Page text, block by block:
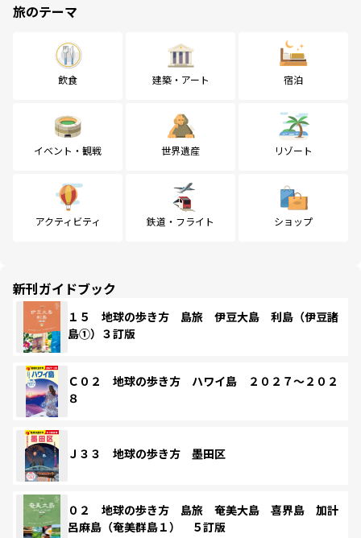
旅のテーマ
飲食 建築・アート 宿泊
イベント・観戦 世界遺産 リゾート
アクティビティ 鉄道・フライト ショップ
新刊ガイドブック
１５ 地球の歩き方 島旅 伊豆大島 利島（伊豆諸
島①）３訂版
Ｃ０２ 地球の歩き方 ハワイ島 ２０２７～２０２
８
Ｊ３３ 地球の歩き方 墨田区
０２ 地球の歩き方 島旅 奄美大島 喜界島 加計
呂麻島（奄美群島１） ５訂版